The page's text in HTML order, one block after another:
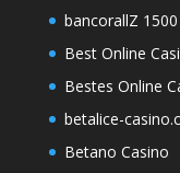
bancorallZ 1500
Best Online
Bestes Online
betalice-
Betano Casino